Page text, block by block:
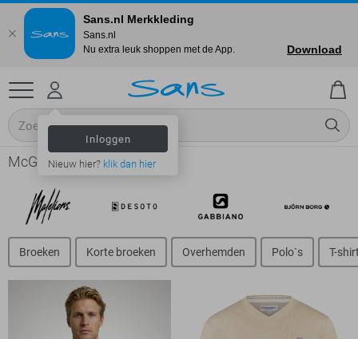
Inloggen
Nieuw hier? klik dan hier
McGregor online shop
Broeken Korte broeken Overhemden Polo`s T-
Sans.nl Merkkleding
Sans.nl
Nu extra leuk shoppen met de App.
Download